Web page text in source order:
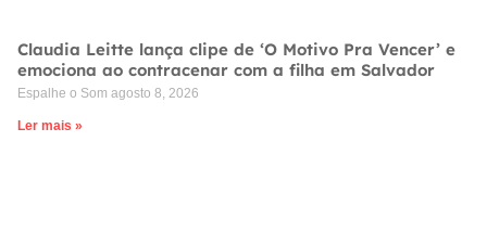
Claudia Leitte lança clipe de ‘O Motivo Pra Vencer’ e
emociona ao contracenar com a filha em Salvador
Espalhe o Som agosto 8, 2026
Ler mais »